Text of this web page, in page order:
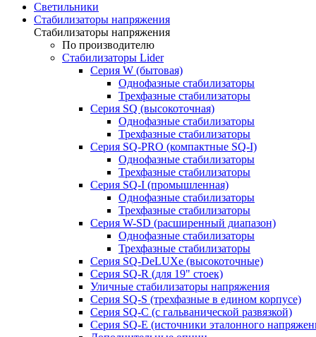
Светильники
Стабилизаторы напряжения
Стабилизаторы напряжения
По производителю
Стабилизаторы Lider
Cерия W (бытовая)
Однофазные стабилизаторы
Трехфазные стабилизаторы
Серия SQ (высокоточная)
Однофазные стабилизаторы
Трехфазные стабилизаторы
Cерия SQ-PRO (компактные SQ-I)
Однофазные стабилизаторы
Трехфазные стабилизаторы
Серия SQ-I (промышленная)
Однофазные стабилизаторы
Трехфазные стабилизаторы
Серия W-SD (расширенный диапазон)
Однофазные стабилизаторы
Трехфазные стабилизаторы
Серия SQ-DeLUXe (высокоточные)
Серия SQ-R (для 19" стоек)
Уличные стабилизаторы напряжения
Серия SQ-S (трехфазные в едином корпусе)
Серия SQ-C (с гальванической развязкой)
Cерия SQ-E (источники эталонного